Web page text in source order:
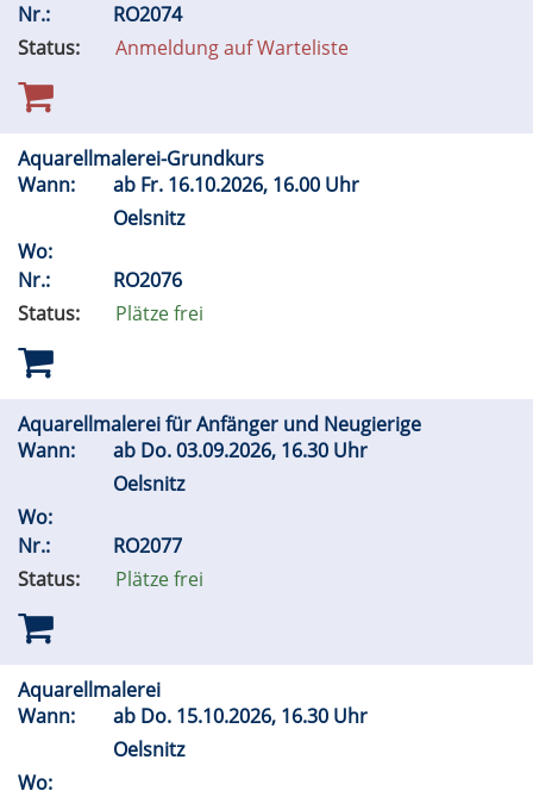
Nr.:
RO2074
Status:
Anmeldung auf Warteliste
Aquarellmalerei-Grundkurs
Wann:
ab Fr. 16.10.2026, 16.00 Uhr
Oelsnitz
Wo:
Nr.:
RO2076
Status:
Plätze frei
Aquarellmalerei für Anfänger und Neugierige
Wann:
ab Do.03.09.2026, 16.30 Uhr
Oelsnitz
Wo:
Nr.:
RO2077
Status:
Plätze frei
Aquarellmalerei
Wann:
ab Do. 15.10.2026, 16.30 Uhr
Oelsnitz
Wo: